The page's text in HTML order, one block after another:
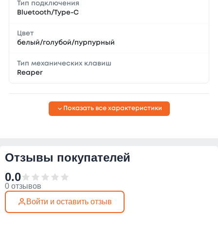
Тип подключения
Bluetooth/Type-C
Цвет
белый/голубой/пурпурный
Тип механических клавиш
Reaper
Показать все характеристики
Отзывы покупателей
0.0
0 отзывов
Войти и оставить отзыв